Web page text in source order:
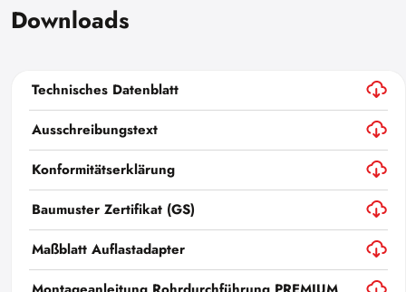
Downloads
Technisches Datenblatt
Ausschreibungstext
Konformitätserklärung
Baumuster Zertifikat (GS)
Maßblatt Auflastadapter